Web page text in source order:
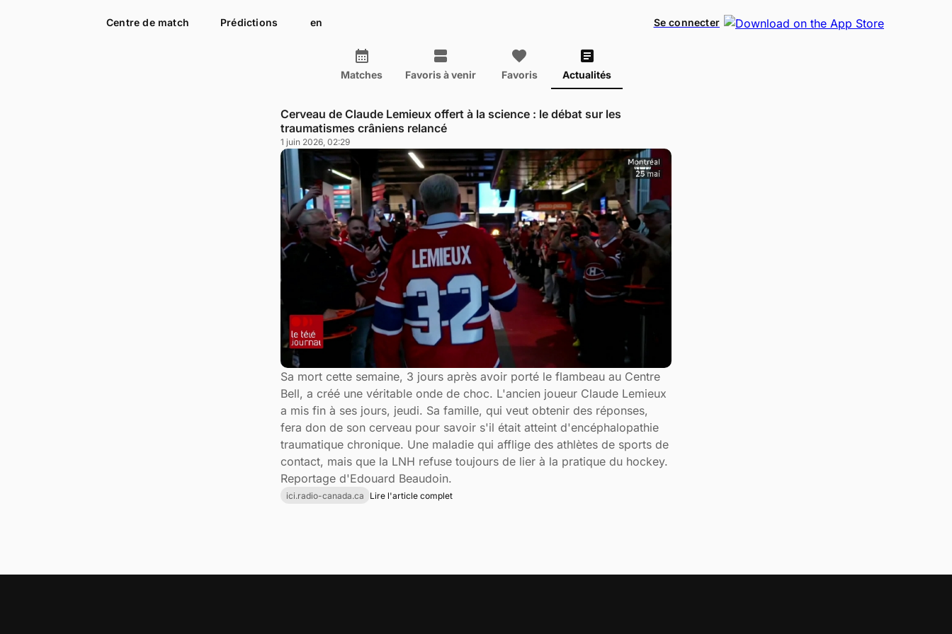
Centre de match Prédictions en Se connecter
Matches Favoris à venir Favoris Actualités
Cerveau de Claude Lemieux offert à la science : le débat sur les
traumatismes crâniens relancé
1 juin 2026, 02:29
Sa mort cette semaine, 3 jours après avoir porté le flambeau au Centre
Bell, a créé une véritable onde de choc. L'ancien joueur Claude Lemieux
a mis fin à ses jours, jeudi. Sa famille, qui veut obtenir des réponses,
fera don de son cerveau pour savoir s'il était atteint d'encéphalopathie
traumatique chronique. Une maladie qui afflige des athlètes de sports de
contact, mais que la LNH refuse toujours de lier à la pratique du hockey.
Reportage d'Edouard Beaudoin.
ici.radio-canada.ca Lire l'article complet